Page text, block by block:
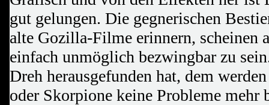
gut gelungen. Die gegnerischen
alte Gozilla-Filme erinnern, scheinen
einfach unmöglich bezwingbar zu
Dreh herausgefunden hat, dem
oder Skorpione keine Probleme mehr